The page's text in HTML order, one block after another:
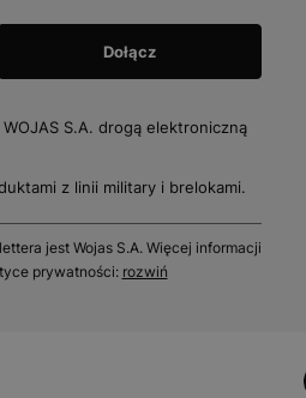
S.A. drogą elektroniczną
z linii military i brelokami.
jest Wojas S.A. Więcej informacji
prywatności: rozwiń